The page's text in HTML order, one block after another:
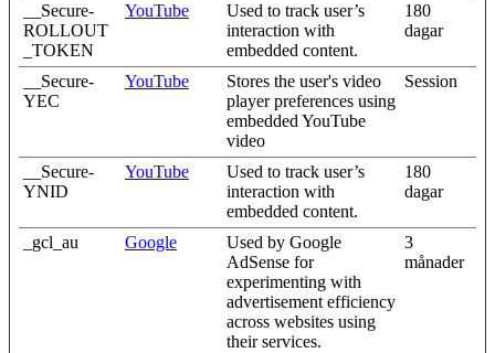
__Secure-
ROLLOUT
_TOKEN
YouTube
Used to track user’s
interaction with
embedded content.
180
dagar
__Secure-
YEC
YouTube
Stores the user's video
player preferences using
embedded YouTube
video
Session
__Secure-
YNID
YouTube
Used to track user’s
interaction with
embedded content.
180
dagar
_gcl_au Google
Used by Google
AdSense for
experimenting with
advertisement efficiency
across websites using
their services.
3
månader